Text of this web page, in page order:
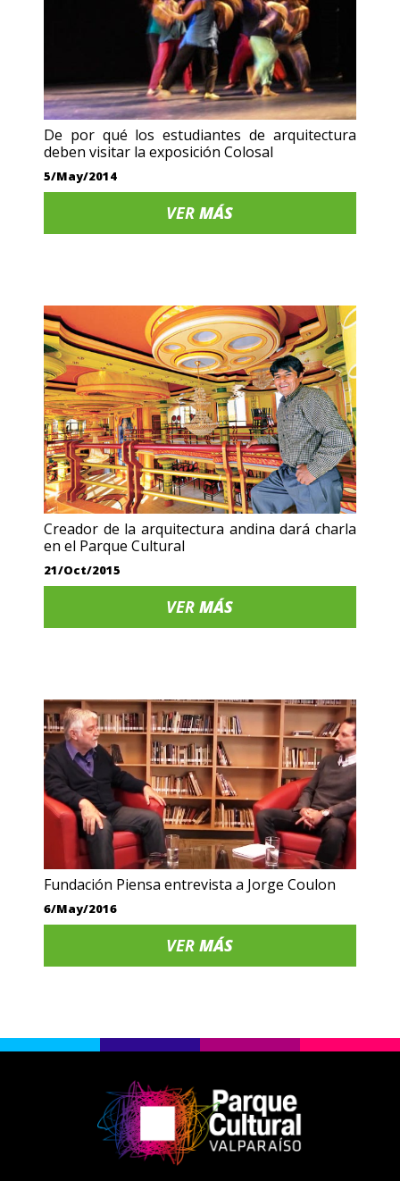
De por qué los estudiantes de arquitectura
deben visitar la exposición Colosal
5/May/2014
VERMÁS
Creador de la arquitectura andina dará charla
en el Parque Cultural
21/Oct/2015
VERMÁS
Fundación Piensa entrevista a Jorge Coulon
6/May/2016
VERMÁS